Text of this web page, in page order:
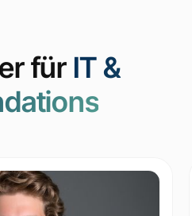
für IT &